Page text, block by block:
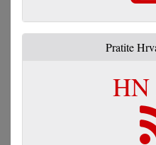
Pratite
HN